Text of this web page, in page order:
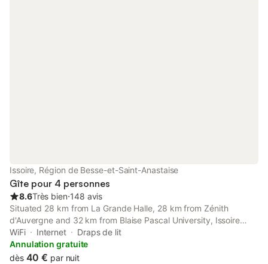
Issoire, Région de Besse-et-Saint-Anastaise
Gîte pour 4 personnes
8.6Très bien⋅148 avis
Situated 28 km from La Grande Halle, 28 km from Zénith
d'Auvergne and 32 km from Blaise Pascal University, Issoire
centre, T2 « Bergère » avec parking provides accommodation
located in Issoire.
WiFi Internet
Draps de lit
Annulation gratuite
dès 40 € par nuit